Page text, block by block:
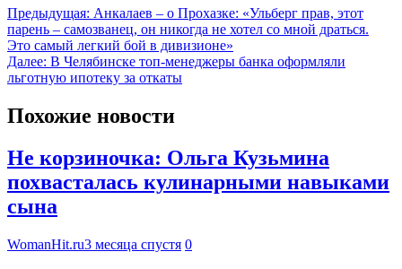
Предыдущая: Анкалаев – о Прохазке: «Ульберг прав, этот
парень – самозванец, он никогда не хотел со мной драться.
Это самый легкий бой в дивизионе»
Далее: В Челябинске топ-менеджеры банка оформляли
льготную ипотеку за откаты
Похожие новости
Не корзиночка: Ольга Кузьмина
похвасталась кулинарными навыками
сына
WomanHit.ru3 месяца спустя 0